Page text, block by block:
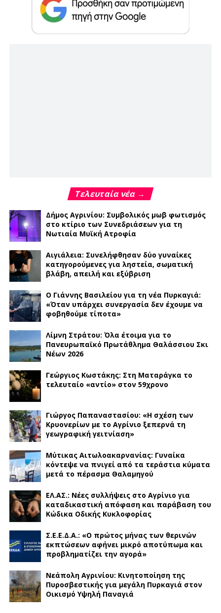
Τελευταία νέα →
Δήμος Αγρινίου: Συμβολικός μωβ φωτισμός
στο κτίριο των Συνεδριάσεων για τη
Νωτιαία Μυϊκή Ατροφία
Αιγιάλεια: Συνελήφθησαν δύο γυναίκες
κατηγορούμενες για ληστεία, σωματική
βλάβη, απειλή και εξύβριση
Ο Γιάννης Βασιλείου για τη νέα Πυρκαγιά:
«Όταν υπάρχει συνεργασία δεν έχουμε να
φοβηθούμε τίποτα»
Λίμνη Στράτου: Όλα έτοιμα για το
Πανευρωπαϊκό Πρωτάθλημα Θαλάσσιου Σκι
Νέων 2026
Γεώργιος Κωστάκης: Στη Ματαράγκα το
τελευταίο «αντίο» στον 59χρονο
Γιώργος Παπαναστασίου: «Η σχέση των
Κρυονερίων με το Αγρίνιο ξεπερνά τη
γεωγραφική γειτνίαση»
Μύτικας Αιτωλοακαρνανίας: Γυναίκα
κόντεψε να πνιγεί από τα τεράστια κύματα
μετά το πέρασμα Θαλαμηγού
ΕΛ.ΑΣ.: Νέες συλλήψεις στο Αγρίνιο για
καταδικαστική απόφαση και παράβαση του
Κώδικα Οδικής Κυκλοφορίας
Σ.Ε.Ε.Δ.Α.: «Ο πρώτος μήνας των θερινών
εκπτώσεων αφήνει μικρό αποτύπωμα και
προβληματίζει την αγορά»
Νεάπολη Αγρινίου: Κινητοποίηση της
Πυροσβεστικής για μεγάλη Πυρκαγιά στον
Οικισμό Υψηλή Παναγιά